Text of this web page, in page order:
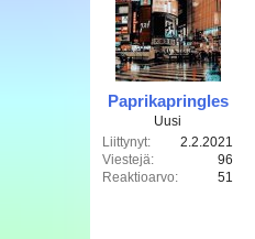
Paprikapringles
Uusi
Liittynyt
2.2.2021
Viestejä
96
Reaktioarvo
51